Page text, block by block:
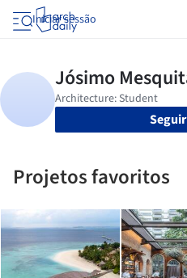
Iniciar sessão
Seguir
Projetos favoritos